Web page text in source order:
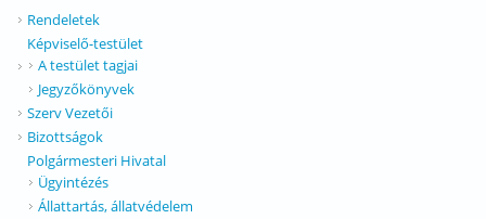
Rendeletek
Képviselő-testület
A testület tagjai
Jegyzőkönyvek
Szerv Vezetői
Bizottságok
Polgármesteri Hivatal
Ügyintézés
Állattartás, állatvédelem